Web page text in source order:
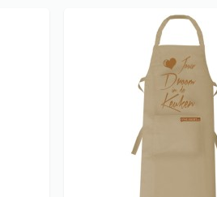
ideeen
Kado voor
Vader shirt
Cadeau